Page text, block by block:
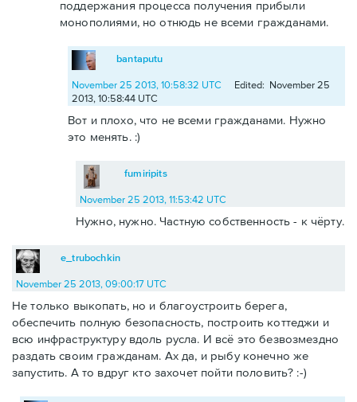
поддержания процесса получения прибыли
монополиями, но отнюдь не всеми гражданами.
bantaputu
November 25 2013, 10:58:32 UTC
Edited: November 25
2013, 10:58:44 UTC
Вот и плохо, что не всеми гражданами. Нужно
это менять. :)
fumiripits
November 25 2013, 11:53:42 UTC
Нужно, нужно. Частную собственность - к чёрту.
e_trubochkin
November 25 2013, 09:00:17 UTC
Не только выкопать, но и благоустроить берега,
обеспечить полную безопасность, построить коттеджи и
всю инфраструктуру вдоль русла. И всё это безвозмездно
раздать своим гражданам. Ах да, и рыбу конечно же
запустить. А то вдруг кто захочет пойти половить? :-)